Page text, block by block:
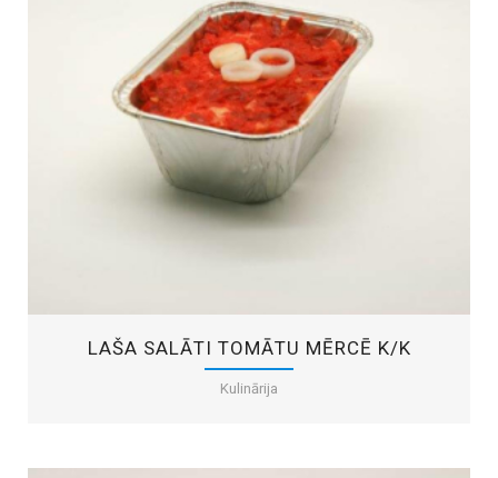
LAŠA SALĀTI TOMĀTU MĒRCĒ K/K
Kulinārija